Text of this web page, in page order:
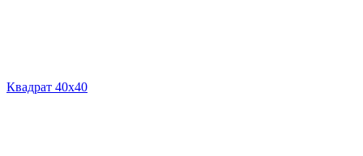
Квадрат 40х40